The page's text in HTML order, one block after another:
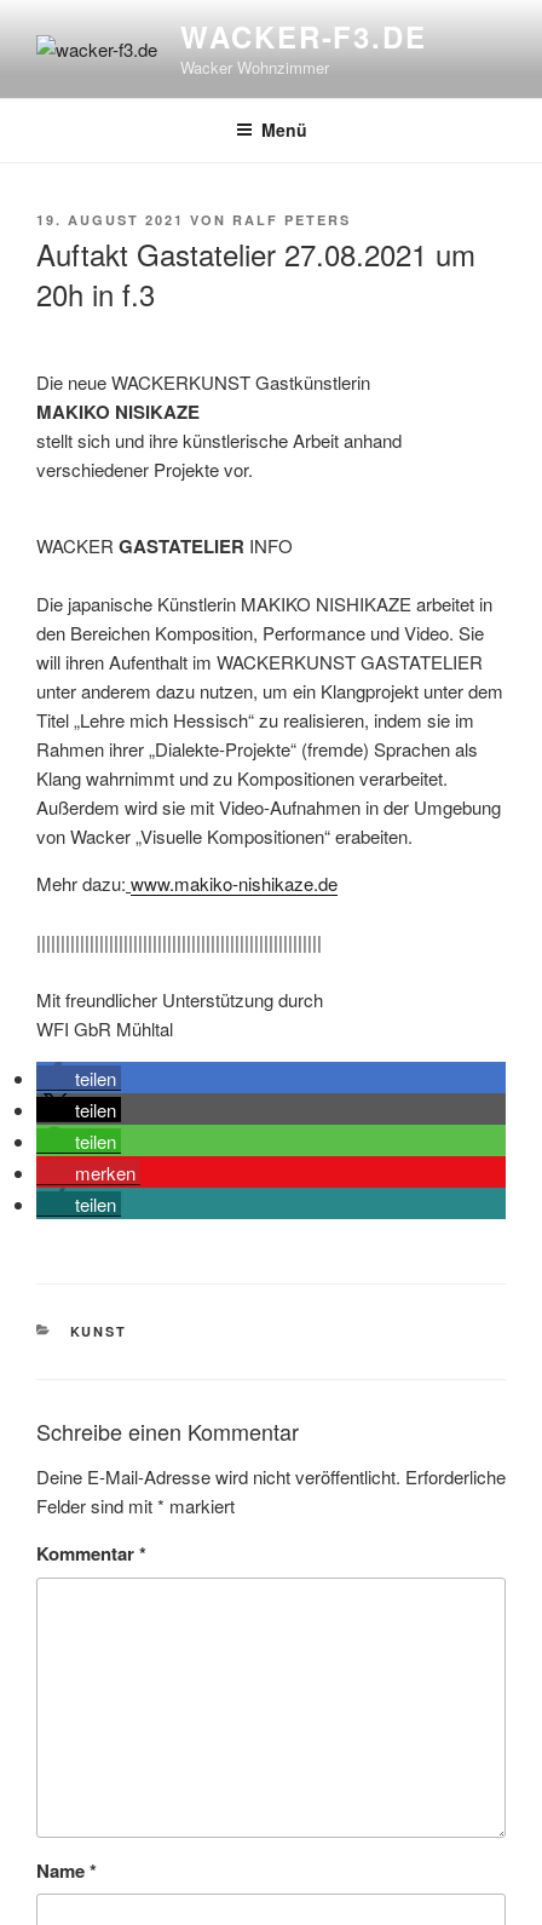
Inhalt
WACKER-F3.DE
Wacker Wohnzimmer
Menü
VERÖFFENTLICHT
19. AUGUST 2021 VON RALF PETERS
Auftakt Gastatelier 27.08.2021 um
20h in f.3
Die neue WACKERKUNST Gastkünstlerin
MAKIKO NISIKAZE
stellt sich und ihre künstlerische Arbeit anhand
verschiedener Projekte vor.
WACKER GASTATELIER INFO
Die japanische Künstlerin MAKIKO NISHIKAZE arbeitet in
den Bereichen Komposition, Performance und Video. Sie
will ihren Aufenthalt im WACKERKUNST GASTATELIER
unter anderem dazu nutzen, um ein Klangprojekt unter dem
Titel „Lehre mich Hessisch“ zu realisieren, indem sie im
Rahmen ihrer „Dialekte-Projekte“ (fremde) Sprachen als
Klang wahrnimmt und zu Kompositionen verarbeitet.
Außerdem wird sie mit Video-Aufnahmen in der Umgebung
von Wacker „Visuelle Kompositionen“ erabeiten.
Mehr dazu: www.makiko-nishikaze.de
|||||||||||||||||||||||||||||||||||||||||||||||||||||||||||
Mit freundlicher Unterstützung durch
WFI GbR Mühltal
teilen
teilen
teilen
merken
teilen
KATEGORIEN
KUNST
Schreibe einen Kommentar
Deine E-Mail-Adresse wird nicht veröffentlicht. Erforderliche
Felder sind mit* markiert
Kommentar*
Name*